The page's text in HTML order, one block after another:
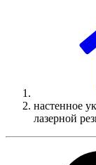
настенное
лазерной